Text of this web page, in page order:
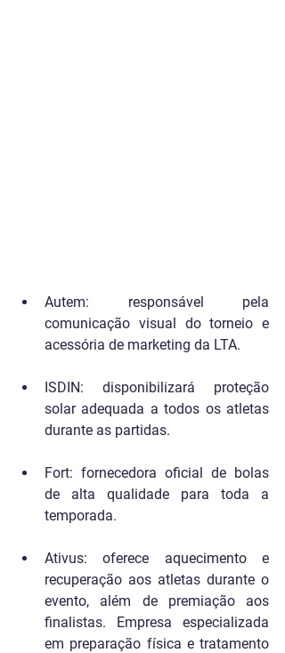
Autem: responsável pela
comunicação visual do torneio e
acessória de marketing da LTA.
ISDIN: disponibilizará proteção
solar adequada a todos os atletas
durante as partidas.
Fort: fornecedora oficial de bolas
de alta qualidade para toda a
temporada.
Ativus: oferece aquecimento e
recuperação aos atletas durante o
evento, além de premiação aos
finalistas. Empresa especializada
em preparação física e tratamento